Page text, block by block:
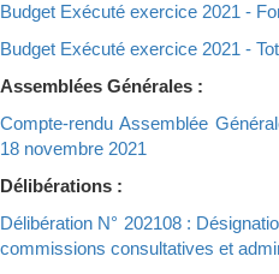
Budget Exécuté exercice 2021 -
Budget Exécuté exercice 2021 -
Assemblées Générales :
Compte-rendu Assemblée
18 novembre 2021
Délibérations :
Délibération N° 202108 :
commissions consultatives et